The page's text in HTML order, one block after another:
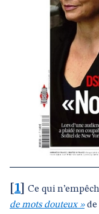
1 Ce qui
de mots douteux »de